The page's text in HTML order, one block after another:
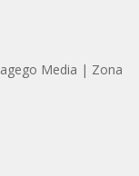
Media | Zona